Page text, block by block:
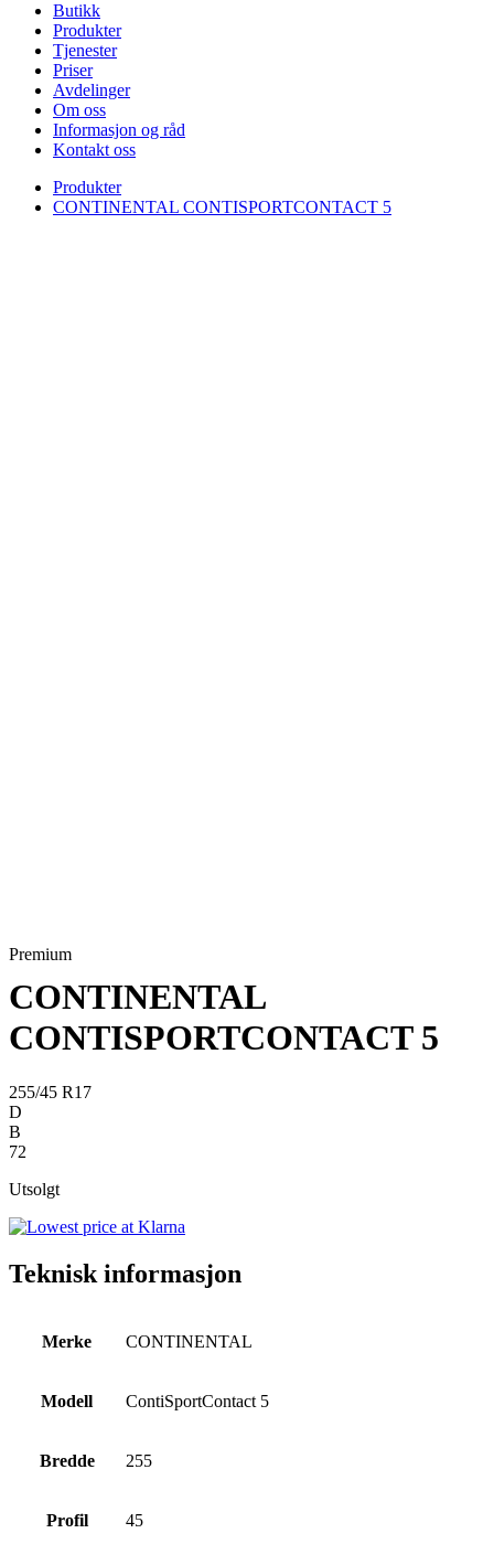
Butikk
Produkter
Tjenester
Priser
Avdelinger
Om oss
Informasjon og råd
Kontakt oss
Produkter
CONTINENTAL CONTISPORTCONTACT 5
Premium
CONTINENTAL
CONTISPORTCONTACT 5
255/45 R17
D
B
72
Utsolgt
Teknisk informasjon
Merke CONTINENTAL
Modell ContiSportContact 5
Bredde 255
Profil 45